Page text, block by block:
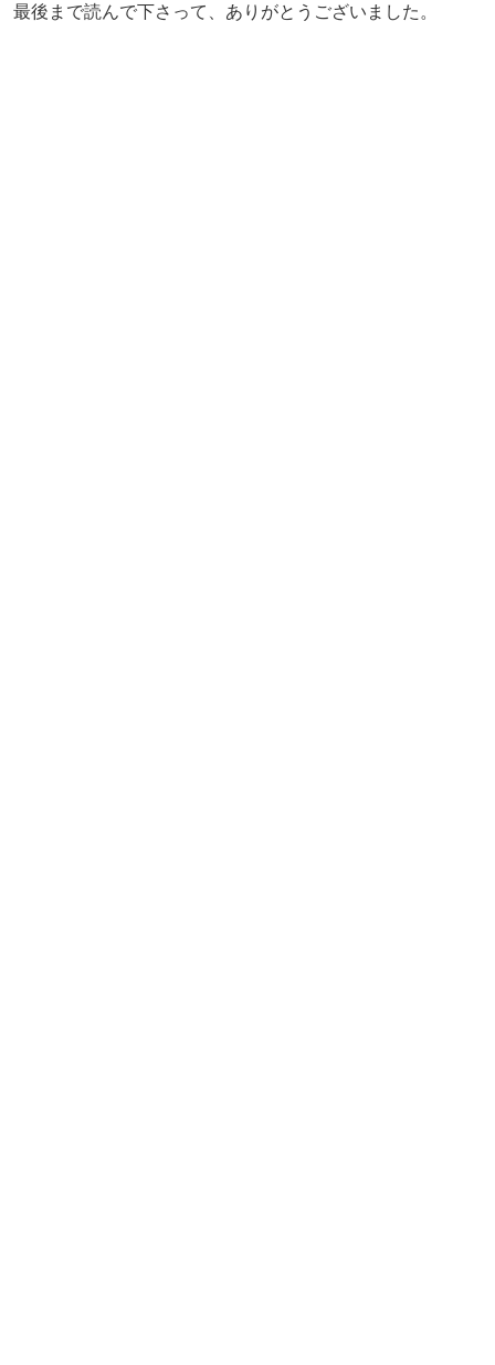
最後まで読んで下さって、ありがとうございました。